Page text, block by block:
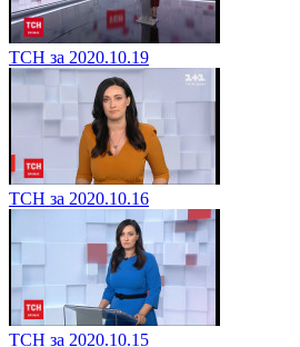
ТСН за 2020.10.19
ТСН за 2020.10.16
ТСН за 2020.10.15